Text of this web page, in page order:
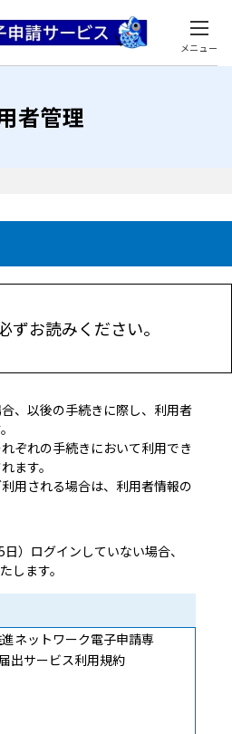
メニュー
者管理
ずお読みください。
、以後の手続きに際し、利用者
ぞれの手続きにおいて利用でき
ます。
用される場合は、利用者情報の
）ログインしていない場合、
します。
ネットワーク電子申請専
出サービス利用規約